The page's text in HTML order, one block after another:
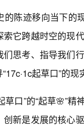
陈迹移向当下的
它跨越时空的现
思考、指导我们
起草口”的
草口”的“起草🌸”
新是发展的核心